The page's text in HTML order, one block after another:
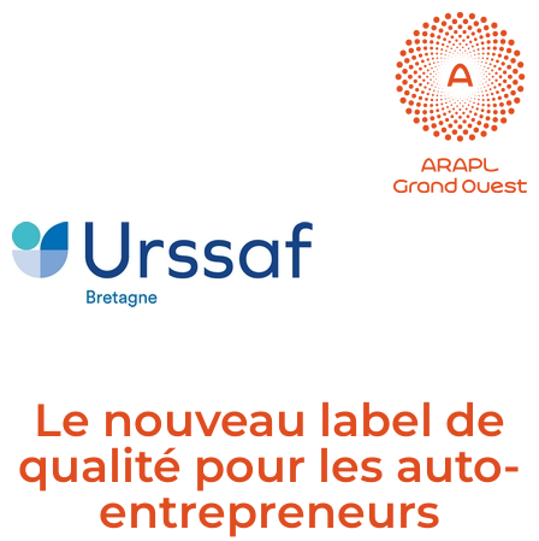
Le nouveau label de
qualité pour les auto-
entrepreneurs